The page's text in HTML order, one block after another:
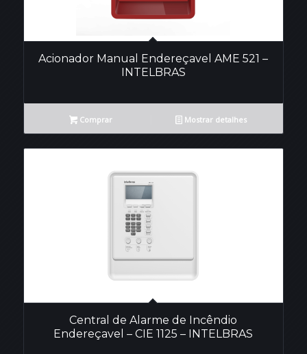
Acionador Manual Endereçavel AME 521 –
INTELBRAS
Comprar Mostrar detalhes
Central de Alarme de Incêndio
Endereçavel – CIE 1125 – INTELBRAS